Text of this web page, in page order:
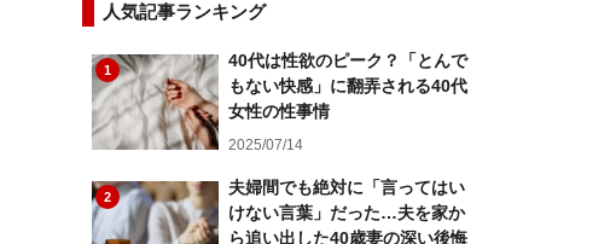
人気記事ランキング
1
40代は性欲のピーク？「とんで
もない快感」に翻弄される40代
女性の性事情
2025/07/14
2
夫婦間でも絶対に「言ってはい
けない言葉」だった…夫を家か
ら追い出した40歳妻の深い後悔